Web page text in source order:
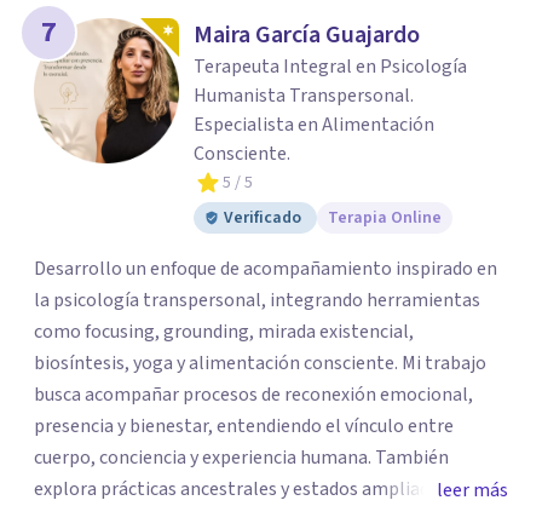
7 Maira García Guajardo
Terapeuta Integral en Psicología
Humanista Transpersonal.
Especialista en Alimentación
Consciente.
5 / 5
Verificado
Terapia Online
Desarrollo un enfoque de acompañamiento inspirado en
la psicología transpersonal, integrando herramientas
como focusing, grounding, mirada existencial,
biosíntesis, yoga y alimentación consciente. Mi trabajo
busca acompañar procesos de reconexión emocional,
presencia y bienestar, entendiendo el vínculo entre
cuerpo, conciencia y experiencia humana. También
explora prácticas ancestrales y estados ampliados deleer más